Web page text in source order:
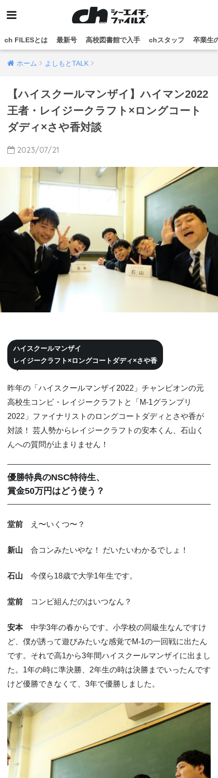
ch FILESとは 最新号 高校図書館で入手 chスタッフ 卒業生
ホーム よしもとTALK
【ハイスクールマンザイ】ハイマン2022
王者・レイジークラフト×ロングコート
ダディ×さや香対談
2023/07/21
ハイスクールマンザイ
レイジークラフト×ロングコートダディ×さや香
昨年の「ハイスクールマンザイ2022」チャンピオンの元
高校生コンビ・レイジークラフトと「M-1グランプリ
2022」ファイナリストのロングコートダディとさや香が
対談！ 芸人勢からレイジークラフトの安本くん、石山く
んへの質問が止まりません！
優勝特典のNSC特待生、
賞金50万円はどう使う？
堂前 え〜いくつ〜？
新山 合コンみたいやな！ だいたいわかるでしょ！
石山 今僕ら18歳で大学1年生です。
堂前 コンビ組んだのはいつなん？
安本中学3年の春からです。小学校の同級生なんですけ
ど、僕が誘って遊びみたいな感覚でM-1の一回戦に出たん
です。それで高1から3年間ハイスクールマンザイに出まし
た。1年の時に準決勝、2年生の時は決勝までいったんです
けど優勝できなくて、3年で優勝しました。